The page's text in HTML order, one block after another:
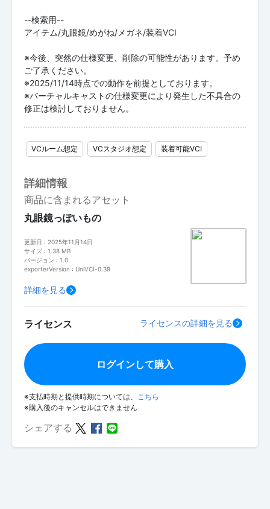
--検索用--
アイテム/丸眼鏡/めがね/メガネ/装着VCI
※今後、突然の仕様変更、削除の可能性があります。予め
ご了承ください。
※2025/11/14時点での動作を前提としております。
※バーチャルキャストの仕様変更により発生した不具合の
修正は検討しておりません。
VCルーム想定 VCスタジオ想定 装着可能VCI
詳細情報
商品に含まれるアセット
丸眼鏡っぽいもの
更新日 : 2025年11月14日
サイズ : 1.38 MB
バージョン : 1.0
exporterVersion : UniVCI-0.39
詳細を見る
ライセンス ライセンスの詳細を見る
ログインして購入
※支払時期と提供時期については、 こちら
※購入後のキャンセルはできません
シェアする